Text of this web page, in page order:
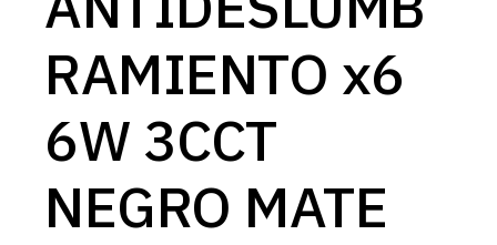
RAMIENTO x6
6W 3CCT
NEGRO MATE